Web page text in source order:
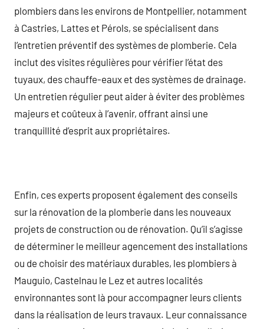
plombiers dans les environs de Montpellier, notamment
à Castries, Lattes et Pérols, se spécialisent dans
l’entretien préventif des systèmes de plomberie. Cela
inclut des visites régulières pour vérifier l’état des
tuyaux, des chauffe-eaux et des systèmes de drainage.
Un entretien régulier peut aider à éviter des problèmes
majeurs et coûteux à l’avenir, offrant ainsi une
tranquillité d’esprit aux propriétaires.
Enfin, ces experts proposent également des conseils
sur la rénovation de la plomberie dans les nouveaux
projets de construction ou de rénovation. Qu’il s’agisse
de déterminer le meilleur agencement des installations
ou de choisir des matériaux durables, les plombiers à
Mauguio, Castelnau le Lez et autres localités
environnantes sont là pour accompagner leurs clients
dans la réalisation de leurs travaux. Leur connaissance